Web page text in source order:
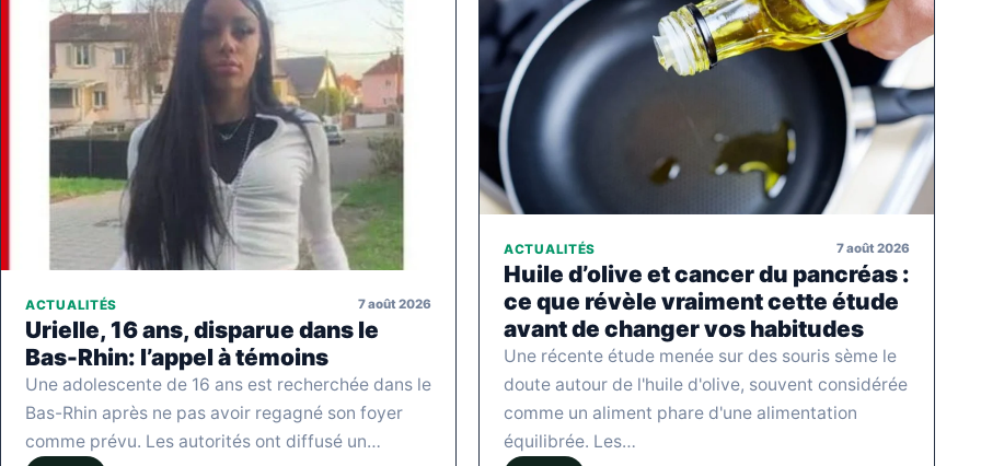
ACTUALITÉS 7 août 2026
Urielle, 16 ans, disparue dans le
Bas-Rhin: l’appel à témoins
Une adolescente de 16 ans est recherchée dans le
Bas-Rhin après ne pas avoir regagné son foyer
comme prévu. Les autorités ont diffusé un…
ACTUALITÉS 7 août 2026
Huile d’olive et cancer du pancréas :
ce que révèle vraiment cette étude
avant de changer vos habitudes
Une récente étude menée sur des souris sème le
doute autour de l'huile d'olive, souvent considérée
comme un aliment phare d'une alimentation
équilibrée. Les…